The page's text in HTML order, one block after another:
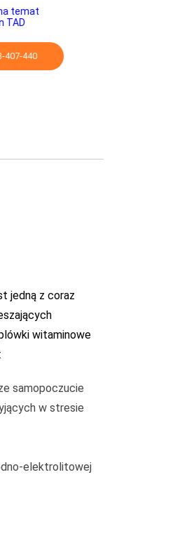
temat
TAD
407-440
jedną z coraz
witaminowe
samopoczucie
w stresie
elektrolitowej